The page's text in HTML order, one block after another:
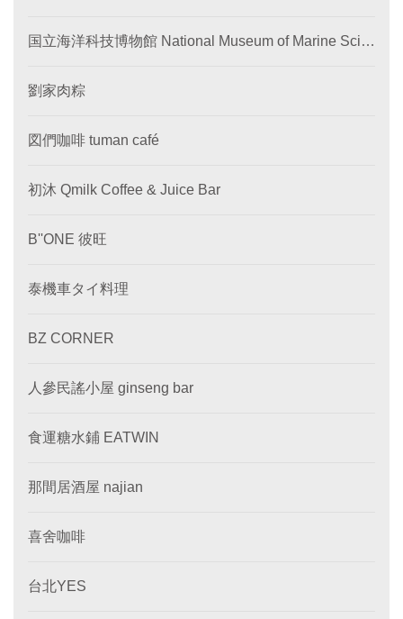
国立海洋科技博物館 National Museum of Marine Scie
劉家肉粽
図們咖啡 tuman café
初沐 Qmilk Coffee & Juice Bar
B''ONE 彼旺
泰機車タイ料理
BZ CORNER
人參民謠小屋 ginseng bar
食運糖水鋪 EATWIN
那間居酒屋 najian
喜舍咖啡
台北YES